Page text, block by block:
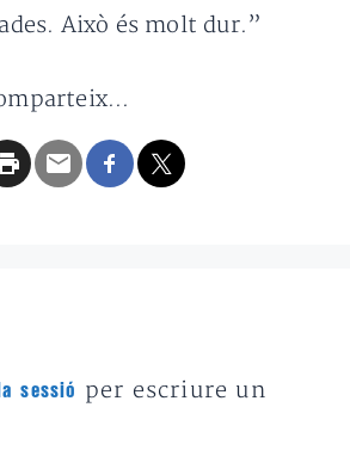
Això és molt dur.”
sessió
per escriure un